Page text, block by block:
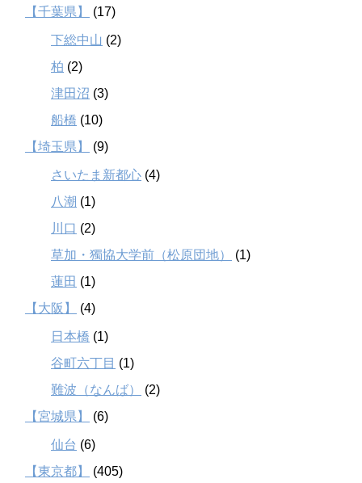
【千葉県】 (17)
下総中山 (2)
柏 (2)
津田沼 (3)
船橋 (10)
【埼玉県】
(9)
さいたま新都心 (4)
八潮 (1)
川口 (2)
草加・獨協大学前（松原団地）
(1)
蓮田 (1)
【大阪】
(4)
日本橋 (1)
谷町六丁目 (1)
難波（なんば）
(2)
【宮城県】
(6)
仙台 (6)
【東京都】
(405)